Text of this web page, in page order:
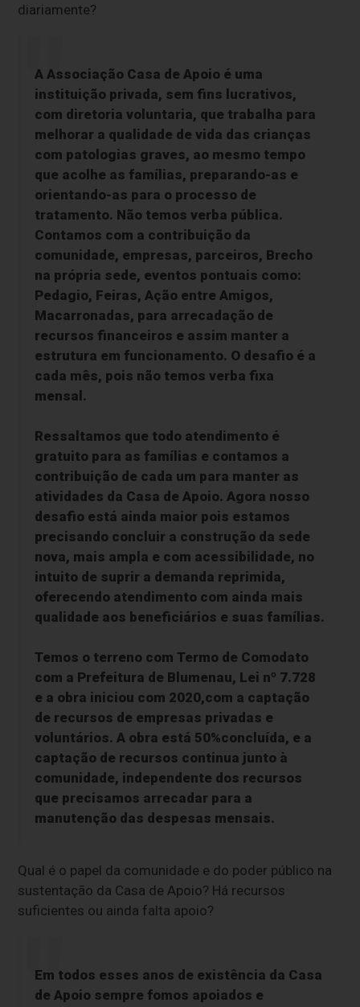
diariamente?
A Associação Casa de Apoio é uma
instituição privada, sem fins lucrativos,
com diretoria voluntaria, que trabalha para
melhorar a qualidade de vida das crianças
com patologias graves, ao mesmo tempo
que acolhe as famílias, preparando-as e
orientando-as para o processo de
tratamento. Não temos verba pública.
Contamos com a contribuição da
comunidade, empresas, parceiros, Brecho
na própria sede, eventos pontuais como:
Pedagio, Feiras, Ação entre Amigos,
Macarronadas, para arrecadação de
recursos financeiros e assim manter a
estrutura em funcionamento. O desafio é a
cada mês, pois não temos verba fixa
mensal.
Ressaltamos que todo atendimento é
gratuito para as famílias e contamos a
contribuição de cada um para manter as
atividades da Casa de Apoio. Agora nosso
desafio está ainda maior pois estamos
precisando concluir a construção da sede
nova, mais ampla e com acessibilidade, no
intuito de suprir a demanda reprimida,
oferecendo atendimento com ainda mais
qualidade aos beneficiários e suas famílias.
Temos o terreno com Termo de Comodato
com a Prefeitura de Blumenau, Lei nº 7.728
e a obra iniciou com 2020,com a captação
de recursos de empresas privadas e
voluntários. A obra está 50%concluída, e a
captação de recursos continua junto à
comunidade, independente dos recursos
que precisamos arrecadar para a
manutenção das despesas mensais.
Qual é o papel da comunidade e do poder público na
sustentação da Casa de Apoio? Há recursos
suficientes ou ainda falta apoio?
Em todos esses anos de existência da Casa
de Apoio sempre fomos apoiados e